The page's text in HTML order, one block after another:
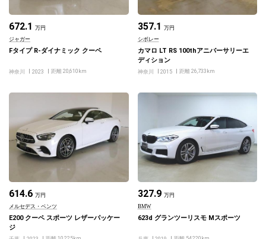
672.1 万円
ジャガー
Fタイプ R-ダイナミック クーペ
神奈川 2023 距離 20,610km
357.1 万円
シボレー
カマロ LT RS 100thアニバーサリーエ
ディション
神奈川 2015 距離 26,733km
614.6 万円
メルセデス・ベンツ
E200 クーペ スポーツ レザーパッケー
ジ
327.9 万円
BMW
623d グランツーリスモ Mスポーツ